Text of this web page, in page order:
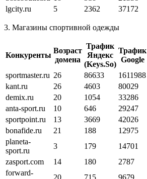
lgcity.ru
5 2362 37172
3. Магазины спортивной одежды
Конкуренты
Возраст
домена
Трафик
Яндекс
(Keys.So)
Трафик
Google
sportmaster.ru 26 86633 1611988
kant.ru
26 4603 80029
demix.ru
20 1054 33286
anta-sport.ru
10 646 29247
sportpoint.ru
13 3669 42026
bonafide.ru
21 188 12975
planeta-
sport.ru
3 179 14701
zasport.com
14 180 2787
forward-
20 715 9679